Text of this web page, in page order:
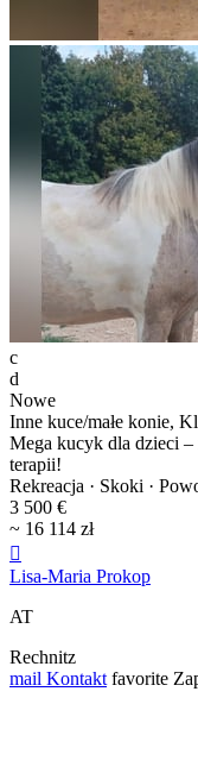
c
d
Nowe
Inne kuce/małe konie,
Mega kucyk dla dzieci
terapii!
Rekreacja · Skoki ·
3 500 €
~ 16 114 zł

Lisa-Maria Prokop
AT
Rechnitz
mail Kontakt favorite